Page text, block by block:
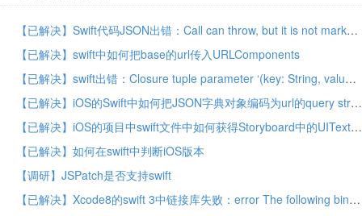
【已解决】Swift代码JSON出错：Call can throw, but it is not marked with ‘try’ and the error is not handled
【已解决】swift中如何把base的url传入URLComponents
【已解决】swift出错：Closure tuple parameter ‘(key: String, value: Any)’ does not support destructuring with implicit parameters
【已解决】iOS的Swift中如何把JSON字典对象编码为url的query string
【已解决】iOS的项目中swift文件中如何获得Storyboard中的UITextField控件
【已解决】如何在swift中判断iOS版本
【调研】JSPatch是否支持swift
【已解决】Xcode8的swift 3中链接库失败：error The following binaries use incompatible versions of Swift